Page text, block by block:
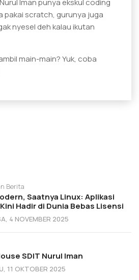
Iman punya ekskul coding
pakai scratch, gurunya juga
nyesel deh kalau ikutan
main-main? Yuk, coba
Berita
Saatnya Linux: Aplikasi
Hadir di Dunia Bebas Lisensi
4 NOVEMBER 2025
SDIT Nurul Iman
11 OKTOBER 2025